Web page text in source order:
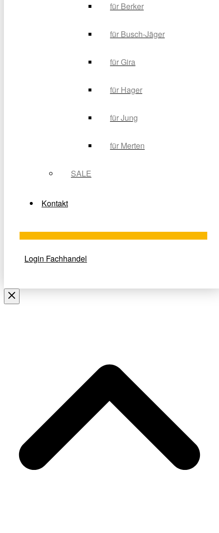
für Berker
für Busch-Jäger
für Gira
für Hager
für Jung
für Merten
SALE
Kontakt
Login Fachhandel